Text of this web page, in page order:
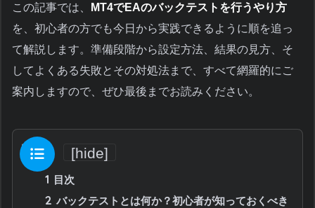
この記事では、
MT4でEAのバックテストを行うやり方
を、初心者の方でも今日から実践できるように順を追っ
て解説します。準備段階から設定方法、結果の見方、そ
してよくある失敗とその対処法まで、すべて網羅的にご
案内しますので、ぜひ最後までお読みください。
目次 [hide]
1 目次
2 バックテストとは何か？初心者が知っておくべき